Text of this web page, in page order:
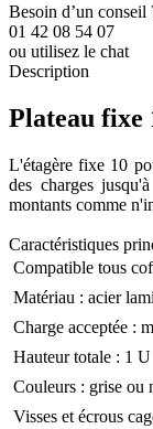
Besoin d’un conseil
01 42 08 54 07
ou utilisez le chat
Description
Plateau fixe
L'étagère fixe 10
des charges
montants comme
Caractéristiques
 Compatible tous
 Matériau : acier
 Charge acceptée :
 Hauteur totale : 1 U
 Couleurs : grise ou
 Visses et écrous